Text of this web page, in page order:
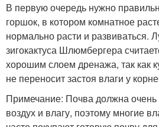
В первую очередь нужно
горшок, в котором комнатное
нормально расти и развиваться.
зигокактуса Шлюмбергера
хорошим слоем дренажа, так как
не переносит застоя влаги у
Примечание: Почва должна очень
воздух и влагу, поэтому многие